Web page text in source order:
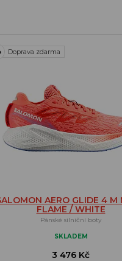
Doprava zdarma
AERO GLIDE 4 M
FLAME / WHITE
Pánské silniční boty
SKLADEM
3 476 Kč